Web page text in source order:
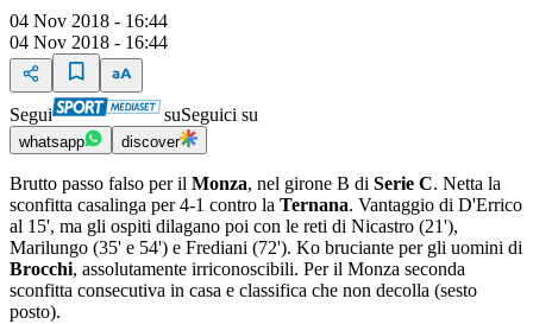
04 Nov 2018 - 16:44
04 Nov 2018 - 16:44
Segui suSeguici su
whatsapp discover
Brutto passo falso per il Monza, nel girone B di Serie C. Netta la
sconfitta casalinga per 4-1 contro la Ternana. Vantaggio di D'Errico
al 15', ma gli ospiti dilagano poi con le reti di Nicastro (21'),
Marilungo (35' e 54') e Frediani (72'). Ko bruciante per gli uomini di
Brocchi, assolutamente irriconoscibili. Per il Monza seconda
sconfitta consecutiva in casa e classifica che non decolla (sesto
posto).